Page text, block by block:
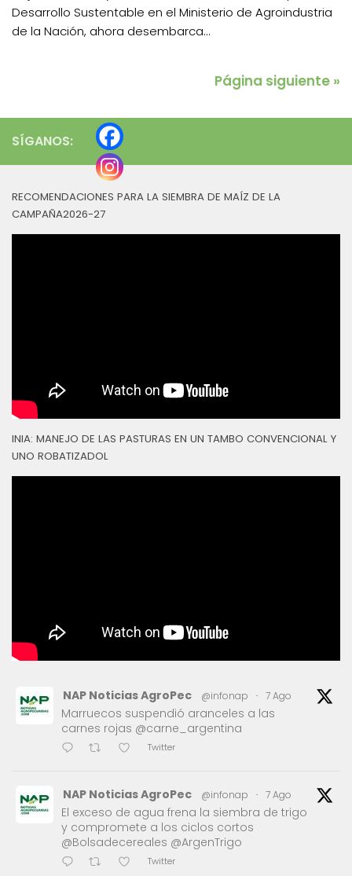
Desarrollo Sustentable en el Ministerio de Agroindustria
de la Nación, ahora desembarca...
Página siguiente »
SÍGANOS:
RECOMENDACIONES PARA LA SIEMBRA DE MAÍZ DE LA
CAMPAÑA2026-27
INIA: MANEJO DE LAS PASTURAS EN UN TAMBO CONVENCIONAL Y
UNO ROBATIZADOL
NAP Noticias AgroPec @infonap · 7 Ago
Marruecos suspendió aranceles a las
carnes rojas @carne_argentina
Twitter
NAP Noticias AgroPec @infonap · 7 Ago
El exceso de agua frena la siembra de trigo
y compromete a los ciclos cortos
@Bolsadecereales @ArgenTrigo
Twitter